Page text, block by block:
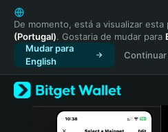
English
日本語
Tiếng Việt
Русский
Español (Latinoamérica)
Türkçe
Italiano
De momento, está a visualizar esta
(Portugal). Gostaria de mudar para
Mudar para
English